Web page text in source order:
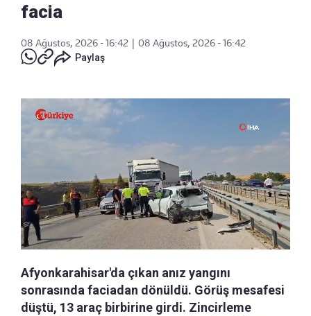
facia
08 Ağustos, 2026 - 16:42
08 Ağustos, 2026 - 16:42
Paylaş
Afyonkarahisar'da çıkan anız yangını
sonrasında faciadan dönüldü. Görüş mesafesi
düştü, 13 araç birbirine girdi. Zincirleme